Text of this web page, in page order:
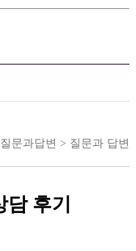
문과답변 > 질문과 답변
후기